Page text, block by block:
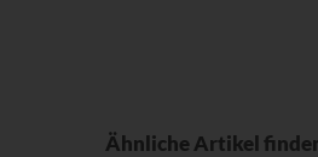
Ähnliche Artikel